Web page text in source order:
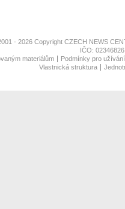
- 2026 Copyright CZECH NEWS
IČO:
materiálům
Podmínky pro
Vlastnická struktura